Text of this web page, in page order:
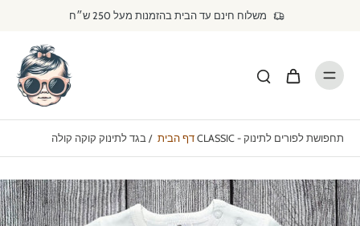
משלוח חינם עד הבית בהזמנות מעל 250 ש״ח
דף הבית / בגד לתינוק קוקה קולה CLASSIC - תחפושת לפורים לתינוק